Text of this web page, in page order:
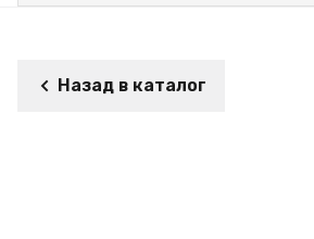
Назад в каталог